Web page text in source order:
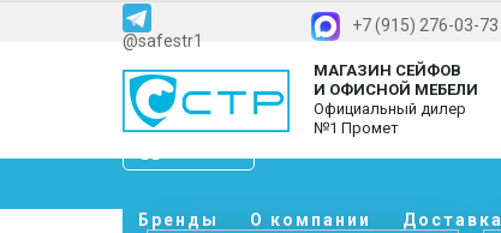
@safestr1
+7 (915) 276-03-73
МАГАЗИН СЕЙФОВ
И ОФИСНОЙ МЕБЕЛИ
Официальный дилер
№1 Промет
Бренды О компании Доставка